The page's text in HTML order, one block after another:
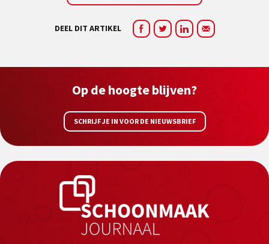
DEEL DIT ARTIKEL
Op de hoogte blijven?
SCHRIJF JE IN VOOR DE NIEUWSBRIEF